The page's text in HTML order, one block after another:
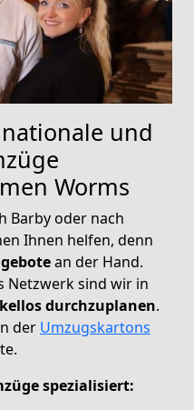
und
Worms
Barby oder nach
Ihnen helfen, denn
an der Hand.
Netzwerk sind wir in
durchzuplanen.
der Umzugskartons
spezialisiert: